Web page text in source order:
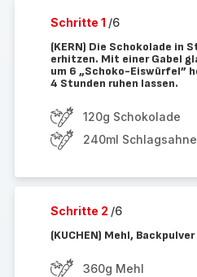
Schritte 1 /6
(KERN) Die Schokolade in
erhitzen. Mit einer Gabel
um 6 „Schoko-Eiswürfel”
4 Stunden ruhen lassen.
120g Schokolade
240ml Schlagsahne
Schritte 2 /6
(KUCHEN) Mehl,
360g Mehl